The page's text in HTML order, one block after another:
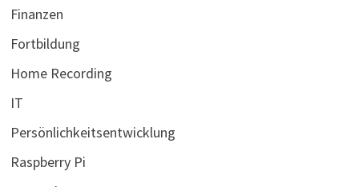
Finanzen
Fortbildung
Home Recording
IT
Persönlichkeitsentwicklung
Raspberry Pi